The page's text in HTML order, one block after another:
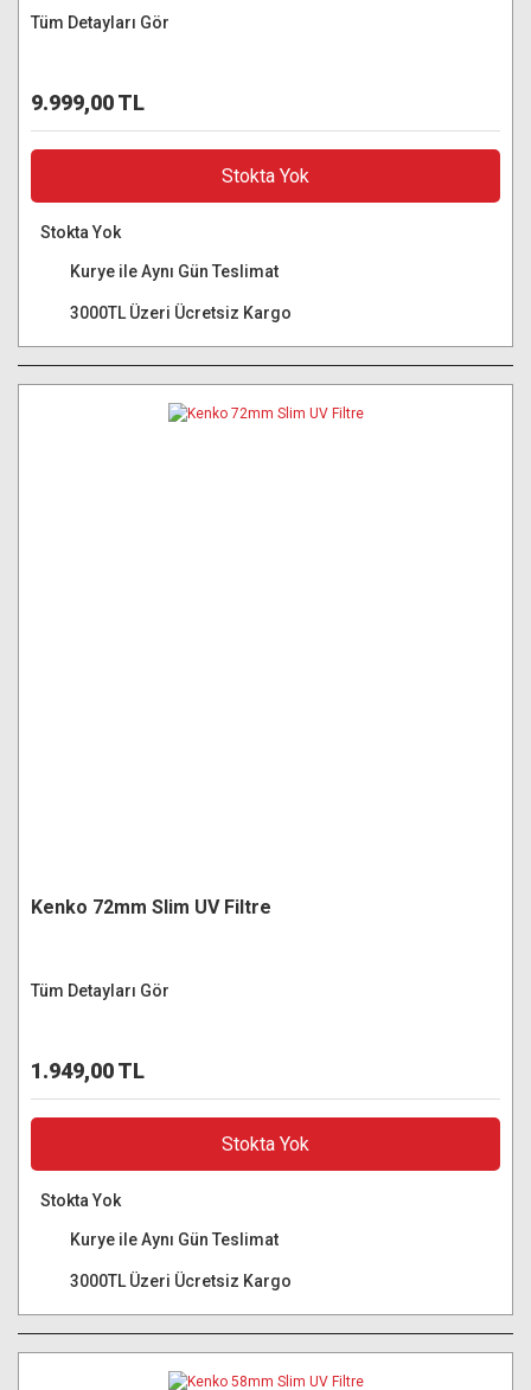
Tüm Detayları Gör
9.999,00 TL
Stokta Yok
Stokta Yok
Kurye ile Aynı Gün Teslimat
3000TL Üzeri Ücretsiz Kargo
Kenko 72mm Slim UV Filtre
Tüm Detayları Gör
1.949,00 TL
Stokta Yok
Stokta Yok
Kurye ile Aynı Gün Teslimat
3000TL Üzeri Ücretsiz Kargo